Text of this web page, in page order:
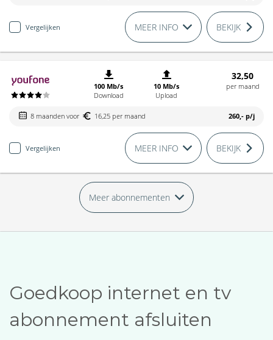
Vergelijken MEER INFO BEKIJK
100 Mb/s
Download
10 Mb/s
Upload
32,50
per maand
8 maanden voor 16,25 per maand 260,- p/j
Vergelijken MEER INFO BEKIJK
Meer abonnementen
Goedkoop internet en tv
abonnement afsluiten